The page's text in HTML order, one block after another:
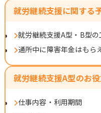
就労継続支援に関する
就労継続支援A型・B型
通所中に障害年金はもら
就労継続支援A型のお
仕事内容・利用期間